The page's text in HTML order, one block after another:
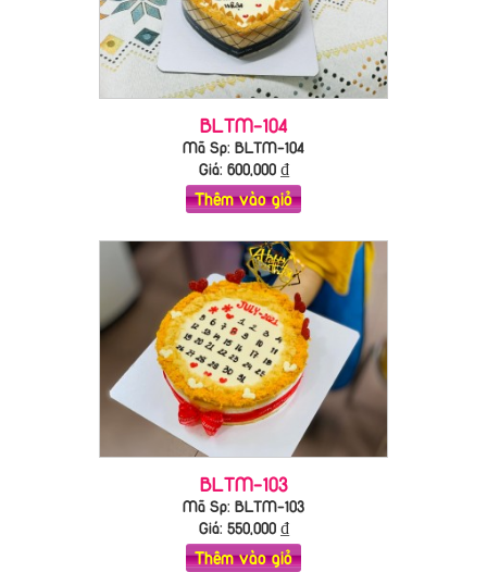
BLTM-104
Mã Sp: BLTM-104
Giá: 600,000₫
Thêm vào giỏ
BLTM-103
Mã Sp: BLTM-103
Giá: 550,000₫
Thêm vào giỏ